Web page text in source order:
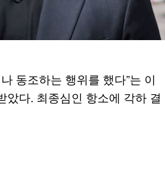
동조하는 행위를 했다”는 이
다. 최종심인 항소에 각하 결